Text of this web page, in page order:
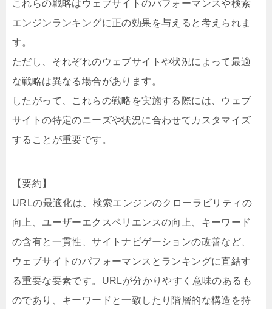
これらの戦略はウェブサイトのパフォーマンスや検索
エンジンランキングに正の効果を与えると考えられま
す。
ただし、それぞれのウェブサイトや状況によって最適
な戦略は異なる場合があります。
したがって、これらの戦略を実施する際には、ウェブ
サイトの特定のニーズや状況に合わせてカスタマイズ
することが重要です。
【要約】
URLの最適化は、検索エンジンのクローラビリティの
向上、ユーザーエクスペリエンスの向上、キーワード
の含有と一貫性、サイトナビゲーションの改善など、
ウェブサイトのパフォーマンスとランキングに直結す
る重要な要素です。URLが分かりやすく意味のあるも
のであり、キーワードと一致したり階層的な構造を持